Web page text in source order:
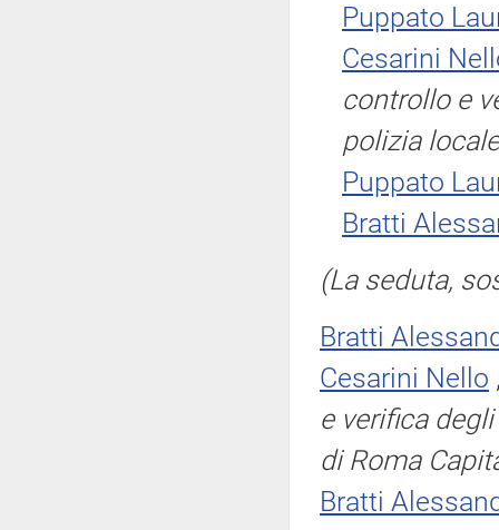
Puppato
Cesarini
controllo e
polizia
Puppato
Bratti
(La seduta,
Bratti
Cesarini Nello
e verifica
di Roma
Bratti